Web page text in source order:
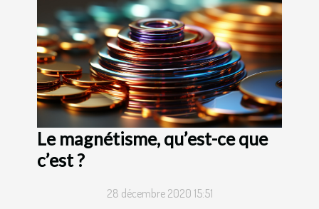
Le magnétisme, qu’est-ce que
c’est ?
28 décembre 2020 15:51